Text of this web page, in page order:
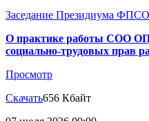
Заседание Президиума
О практике работы СОО
социально-трудовых прав
Просмотр
Скачать656 Кбайт